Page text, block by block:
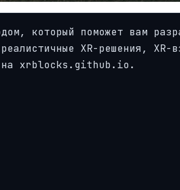
который поможет вам
XR-решения, XR-
на xrblocks.github.io.